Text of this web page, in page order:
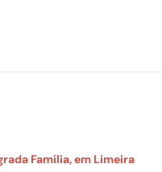
Família, em Limeira